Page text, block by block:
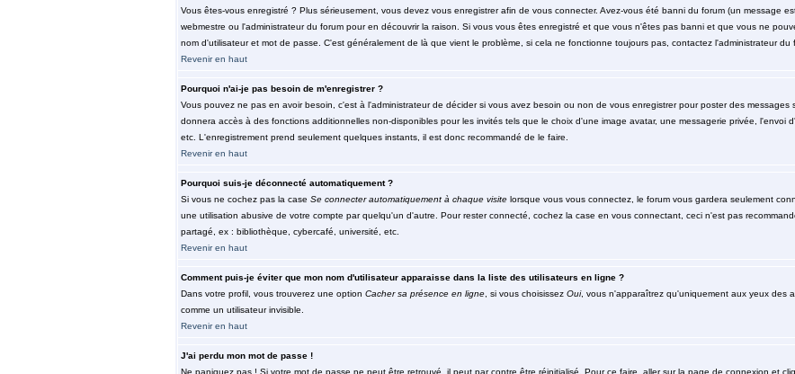
Vous êtes-vous enregistré ? Plus sérieusement, vous devez vous enregistrer afin de vous connecter. Avez-vous été banni du forum (un message
webmestre ou l'administrateur du forum pour en découvrir la raison. Si vous vous êtes enregistré et que vous n'êtes pas banni et que vous ne
nom d'utilisateur et mot de passe. C'est généralement de là que vient le problème, si cela ne fonctionne toujours pas, contactez l'administrateur du
Revenir en haut
Pourquoi n'ai-je pas besoin de m'enregistrer ?
Vous pouvez ne pas en avoir besoin, c'est à l'administrateur de décider si vous avez besoin ou non de vous enregistrer pour poster des messages
donnera accès à des fonctions additionnelles non-disponibles pour les invités tels que le choix d'une image avatar, une messagerie privée, l'envoi
etc. L'enregistrement prend seulement quelques instants, il est donc recommandé de le faire.
Revenir en haut
Pourquoi suis-je déconnecté automatiquement ?
Si vous ne cochez pas la case Se connecter automatiquement à chaque visitelorsque vous vous connectez, le forum vous gardera seulement
une utilisation abusive de votre compte par quelqu'un d'autre. Pour rester connecté, cochez la case en vous connectant, ceci n'est pas
partagé, ex : bibliothèque, cybercafé, université, etc.
Revenir en haut
Comment puis-je éviter que mon nom d'utilisateur apparaisse dans la liste des utilisateurs en ligne ?
Dans votre profil, vous trouverez une option Cacher sa présence en ligne, si vous choisissez Oui, vous n'apparaîtrez qu'uniquement aux yeux des
comme un utilisateur invisible.
Revenir en haut
J'ai perdu mon mot de passe !
Ne paniquez pas ! Si votre mot de passe ne peut être retrouvé, il peut par contre être réinitialisé. Pour ce faire, aller sur la page de connexion et